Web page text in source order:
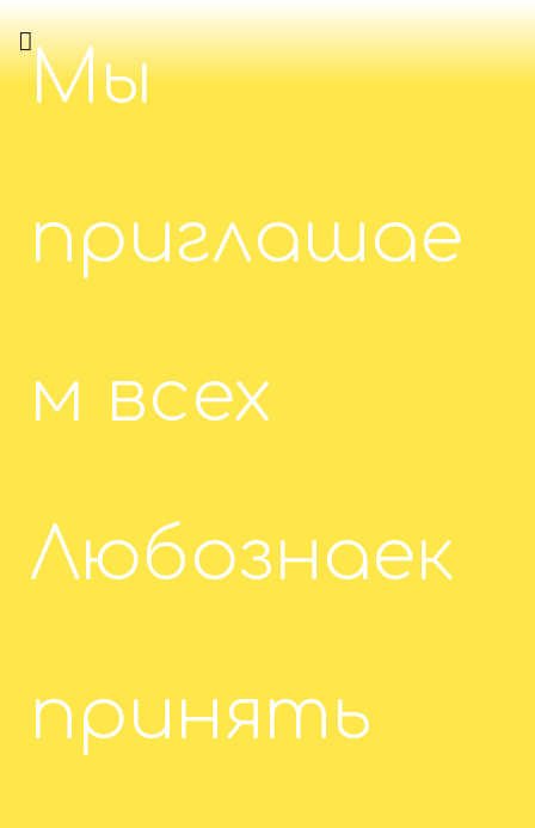
Мы
приглашае
м всех
Любознаек
принять